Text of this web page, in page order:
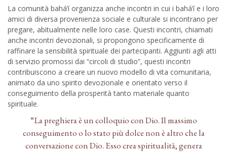
La comunità bahá’í organizza anche incontri in cui i bahá’í e i loro
amici di diversa provenienza sociale e culturale si incontrano per
pregare, abitualmente nelle loro case. Questi incontri, chiamati
anche incontri devozionali, si propongono specificamente di
raffinare la sensibilità spirituale dei partecipanti. Aggiunti agli atti
di servizio promossi dai “circoli di studio”, questi incontri
contribuiscono a creare un nuovo modello di vita comunitaria,
animato da uno spirito devozionale e orientato verso il
conseguimento della prosperità tanto materiale quanto
spirituale.
“La preghiera è un colloquio con Dio. Il massimo
conseguimento o lo stato più dolce non è altro che la
conversazione con Dio. Esso crea spiritualità, genera